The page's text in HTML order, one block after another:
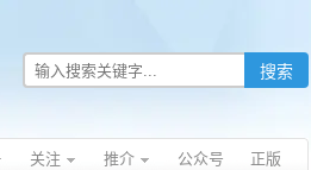
关注 推介 公众号 正版